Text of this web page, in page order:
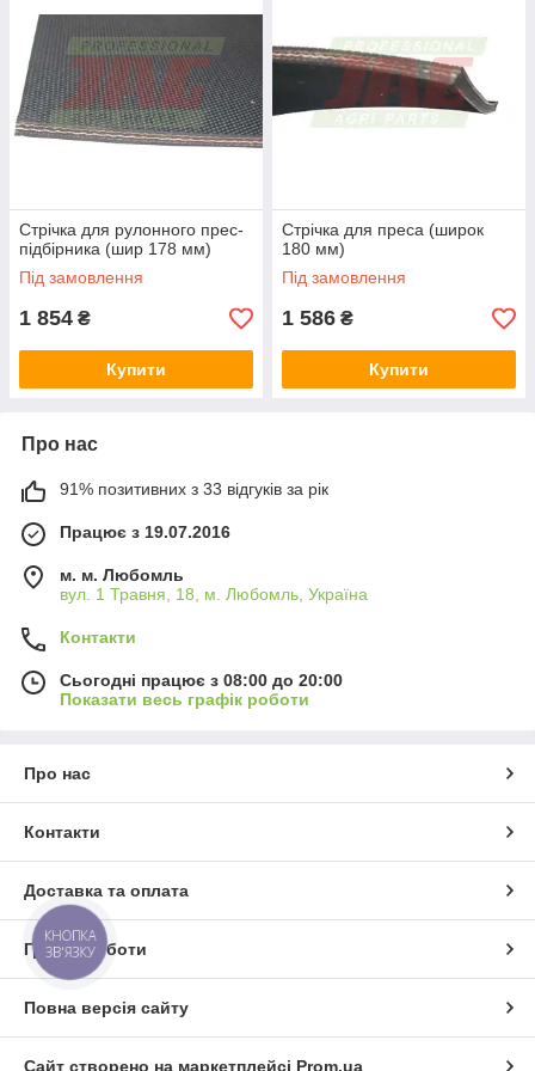
уверенными в оригинальности реализуемых товаров и их
оптимальных эксплуатационных характеристик. Заказывайте
детали к рулонным пресс-подборщикам Hesston у надежного
поставщика, который дорожит своей репутацией и
отправляет заказы по всей Украине в течение 1-3 дней.
Оплатить товар можно при его получении после того, как вы
Стрічка для рулонного прес-
підбірника (шир 178 мм)
Під замовлення
1 854 ₴
Купити
Стрічка для преса (широк
180 мм)
Під замовлення
1 586 ₴
Купити
Про нас
91% позитивних з 33 відгуків за рік
Працює з 19.07.2016
м. м. Любомль
вул. 1 Травня, 18, м. Любомль, Україна
Контакти
Сьогодні працює з 08:00 до 20:00
Показати весь графік роботи
Про нас
Контакти
Доставка та оплата
Графік роботи
Повна версія сайту
Сайт створено на маркетплейсі Prom.ua
КНОПКА
ЗВ'ЯЗКУ